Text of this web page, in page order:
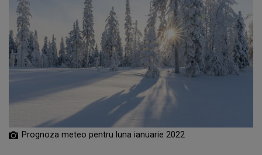
Prognoza meteo pentru luna ianuarie 2022